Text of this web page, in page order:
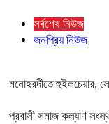
সর্বশেষ নিউজ
জনপ্রিয় নিউজ
মনোহরদীতে হুইলচেয়ার,
প্রবাসী সমাজ কল্যাণ